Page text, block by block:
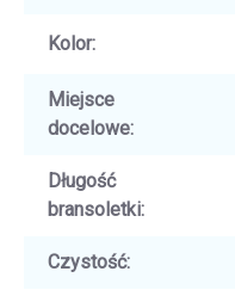
Kolor:
Miejsce
docelowe:
Długość
bransoletki:
Czystość: